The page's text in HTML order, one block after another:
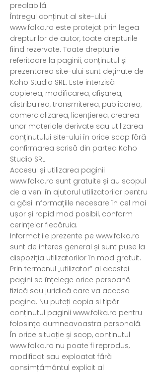
prealabilă.
Întregul conținut al site-ului
www.folka.ro este protejat prin legea
drepturilor de autor, toate drepturile
fiind rezervate. Toate drepturile
referitoare la paginii, conținutul și
prezentarea site-ului sunt deținute de
Koho Studio SRL. Este interzisă
copierea, modificarea, afișarea,
distribuirea, transmiterea, publicarea,
comercializarea, licențierea, crearea
unor materiale derivate sau utilizarea
conținutului site-ului în orice scop fără
confirmarea scrisă din partea Koho
Studio SRL.
Accesul și utilizarea paginii
www.folka.ro sunt gratuite și au scopul
de a veni în ajutorul utilizatorilor pentru
a găsi informațiile necesare în cel mai
ușor și rapid mod posibil, conform
cerințelor fiecăruia.
Informațiile prezente pe www.folka.ro
sunt de interes general și sunt puse la
dispoziția utilizatorilor în mod gratuit.
Prin termenul „utilizator” al acestei
pagini se înțelege orice persoană
fizică sau juridică care va accesa
pagina. Nu puteți copia si tipări
conținutul paginii www.folka.ro pentru
folosința dumneavoastra personală.
În orice situație și scop, conținutul
www.folka.ro nu poate fi reprodus,
modificat sau exploatat fără
consimțământul explicit al